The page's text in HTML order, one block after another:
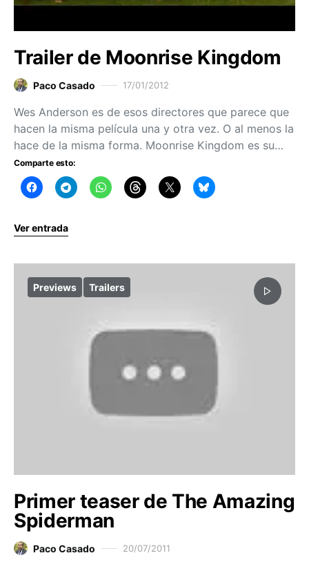
Trailer de Moonrise Kingdom
Paco Casado 17/01/2012
Wes Anderson es de esos directores que parece que
hacen la misma película una y otra vez. O al menos la
hace de la misma forma. Moonrise Kingdom es su…
Comparte esto:
Ver entrada
Previews Trailers
Primer teaser de The Amazing
Spiderman
Paco Casado 20/07/2011